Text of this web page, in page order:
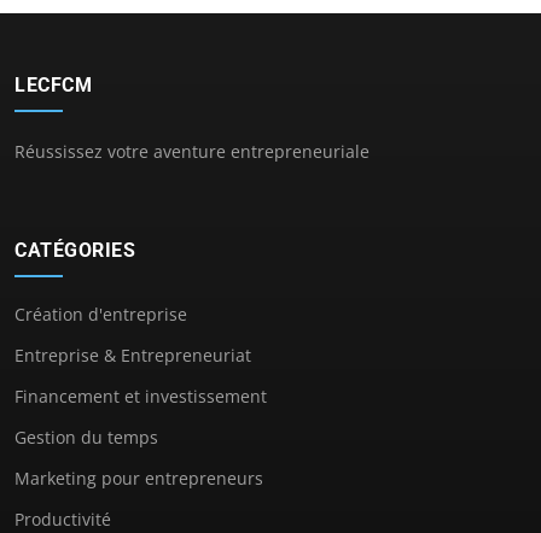
LECFCM
Réussissez votre aventure entrepreneuriale
CATÉGORIES
Création d'entreprise
Entreprise & Entrepreneuriat
Financement et investissement
Gestion du temps
Marketing pour entrepreneurs
Productivité